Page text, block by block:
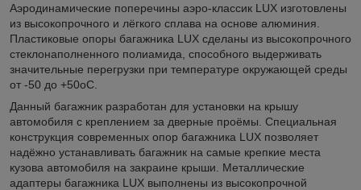
Аэродинамические поперечины аэро-классик LUX изготовлены
из высокопрочного и лёгкого сплава на основе алюминия.
Пластиковые опоры багажника LUX сделаны из высокопрочного
стеклонаполненного полиамида, способного выдерживать
значительные перегрузки при температуре окружающей среды
от -50 до +50оС.
Данный багажник разработан для установки на крышу
автомобиля с креплением за дверные проёмы. Специальная
конструкция современных опор багажника LUX позволяет
надёжно устанавливать багажник на самые крепкие места
кузова автомобиля на закраине крыши. Металлические
адаптеры багажника LUX выполнены из высокопрочной